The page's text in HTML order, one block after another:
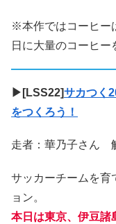
※本作ではコーヒー
日に大量のコーヒー
▶[LSS22]サカつく
をつくろう！
走者：華乃子さん
サッカーチームを育
ョン。
本日は東京、伊豆諸